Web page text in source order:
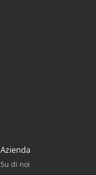
Azienda
Su di noi